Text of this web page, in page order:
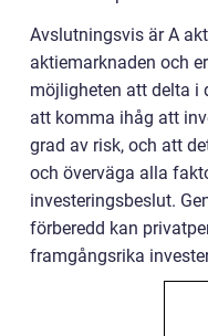
Avslutningsvis är A
aktiemarknaden och
möjligheten att delta i
att komma ihåg att
grad av risk, och att
och överväga alla
investeringsbeslut.
förberedd kan
framgångsrika